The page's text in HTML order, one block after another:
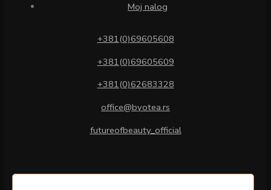
Moj nalog
+381(0)69605608
+381(0)69605609
+381(0)62683328
office@byotea.rs
futureofbeauty_official